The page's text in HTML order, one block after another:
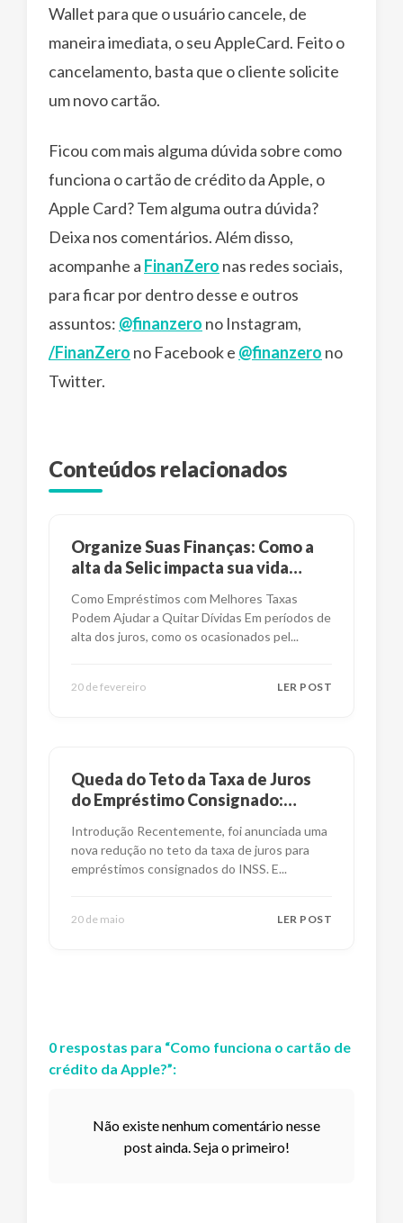
Wallet para que o usuário cancele, de
maneira imediata, o seu AppleCard. Feito o
cancelamento, basta que o cliente solicite
um novo cartão.
Ficou com mais alguma dúvida sobre como
funciona o cartão de crédito da Apple, o
Apple Card? Tem alguma outra dúvida?
Deixa nos comentários. Além disso,
acompanhe a FinanZero nas redes sociais,
para ficar por dentro desse e outros
assuntos: @finanzero no Instagram,
/FinanZero no Facebook e @finanzero no
Twitter.
Conteúdos relacionados
Organize Suas Finanças: Como a
alta da Selic impacta sua vida
Como Empréstimos com Melhores Taxas
Podem Ajudar a Quitar Dívidas Em períodos de
alta dos juros, como os ocasionados pel...
20 de fevereiro LER POST
Queda do Teto da Taxa de Juros
do Empréstimo Consignado:
Introdução Recentemente, foi anunciada uma
nova redução no teto da taxa de juros para
empréstimos consignados do INSS. E...
20 de maio LER POST
0 respostas para “Como funciona o cartão de
crédito da Apple?”:
Não existe nenhum comentário nesse
post ainda. Seja o primeiro!